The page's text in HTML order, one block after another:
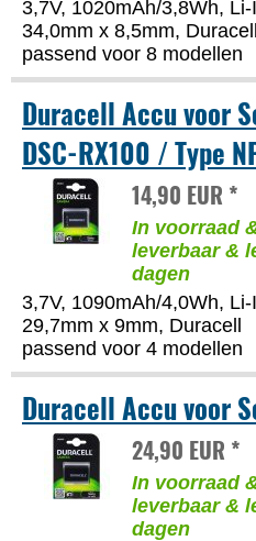
3,7V, 1020mAh/3,8Wh,
34,0mm x 8,5mm, Duracell
passend voor 8 modellen
Duracell Accu voor
DSC-RX100 / Type
14,90 EUR *
In voorraad
leverbaar &
dagen
3,7V, 1090mAh/4,0Wh,
29,7mm x 9mm, Duracell
passend voor 4 modellen
Duracell Accu voor
24,90 EUR *
In voorraad
leverbaar &
dagen